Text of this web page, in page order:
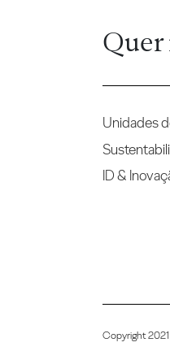
Quer
Unidades
ID &
Copyright